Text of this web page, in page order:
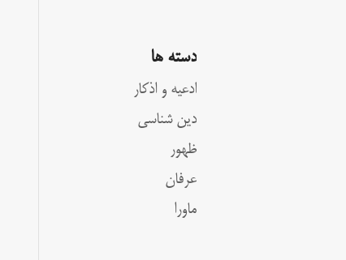
دسته ها
ادعیه و اذکار
دین شناسی
ظهور
عرفان
ماورا